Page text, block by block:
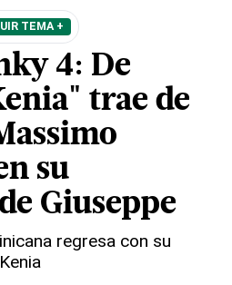
TEMA +
4: De
trae de
su
Giuseppe
regresa con su